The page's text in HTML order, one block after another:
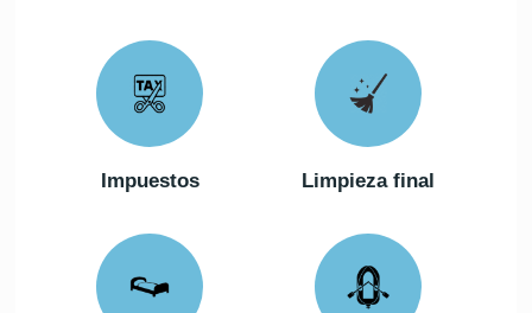
Impuestos Limpieza final